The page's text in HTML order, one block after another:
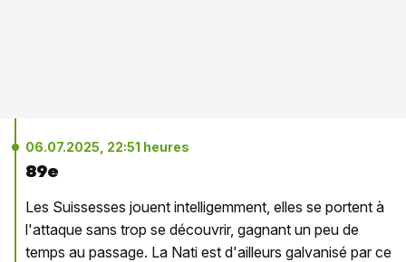
06.07.2025, 22:51 heures
89e
Les Suissesses jouent intelligemment, elles se portent à
l'attaque sans trop se découvrir, gagnant un peu de
temps au passage. La Nati est d'ailleurs galvanisé par ce